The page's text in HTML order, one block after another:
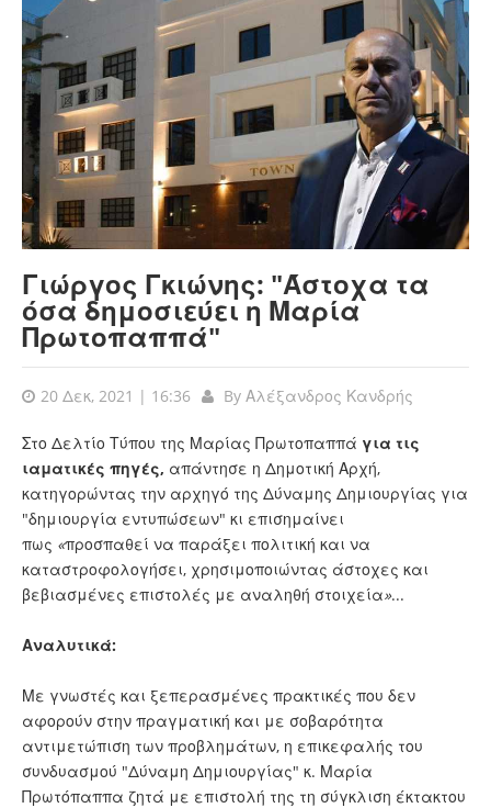
Γιώργος Γκιώνης: "Άστοχα τα
όσα δημοσιεύει η Μαρία
Πρωτοπαππά"
20 Δεκ, 2021 | 16:36 By Αλέξανδρος Κανδρής
Στο Δελτίο Τύπου της Μαρίας Πρωτοπαππά για τις
ιαματικές πηγές, απάντησε η Δημοτική Αρχή,
κατηγορώντας την αρχηγό της Δύναμης Δημιουργίας για
"δημιουργία εντυπώσεων" κι επισημαίνει
πως «προσπαθεί να παράξει πολιτική και να
καταστροφολογήσει, χρησιμοποιώντας άστοχες και
βεβιασμένες επιστολές με αναληθή στοιχεία»...
Αναλυτικά:
Με γνωστές και ξεπερασμένες πρακτικές που δεν
αφορούν στην πραγματική και με σοβαρότητα
αντιμετώπιση των προβλημάτων, η επικεφαλής του
συνδυασμού "Δύναμη Δημιουργίας" κ. Μαρία
Πρωτόπαππα ζητά με επιστολή της τη σύγκλιση έκτακτου